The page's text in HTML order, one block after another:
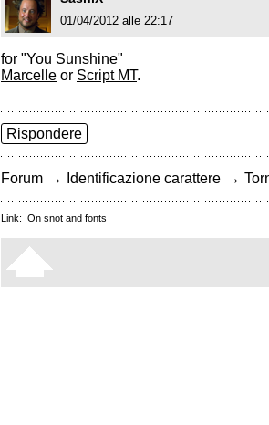
01/04/2012 alle 22:17
for "You Sunshine"
Marcelle or Script MT.
Rispondere
Forum → Identificazione carattere →
Link: On snot and fonts